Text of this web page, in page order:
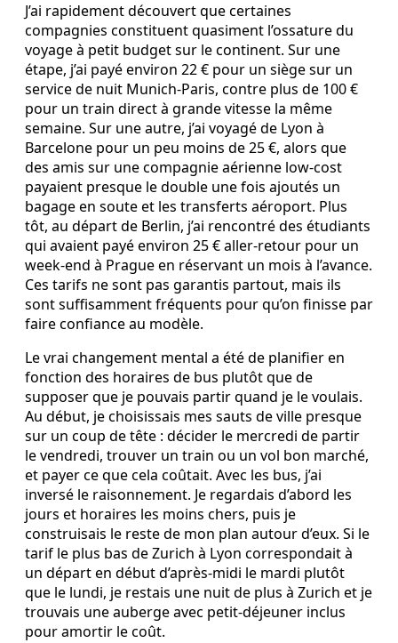
J’ai rapidement découvert que certaines
compagnies constituent quasiment l’ossature du
voyage à petit budget sur le continent. Sur une
étape, j’ai payé environ 22 € pour un siège sur un
service de nuit Munich‑Paris, contre plus de 100 €
pour un train direct à grande vitesse la même
semaine. Sur une autre, j’ai voyagé de Lyon à
Barcelone pour un peu moins de 25 €, alors que
des amis sur une compagnie aérienne low‑cost
payaient presque le double une fois ajoutés un
bagage en soute et les transferts aéroport. Plus
tôt, au départ de Berlin, j’ai rencontré des étudiants
qui avaient payé environ 25 € aller‑retour pour un
week‑end à Prague en réservant un mois à l’avance.
Ces tarifs ne sont pas garantis partout, mais ils
sont suffisamment fréquents pour qu’on finisse par
faire confiance au modèle.
Le vrai changement mental a été de planifier en
fonction des horaires de bus plutôt que de
supposer que je pouvais partir quand je le voulais.
Au début, je choisissais mes sauts de ville presque
sur un coup de tête : décider le mercredi de partir
le vendredi, trouver un train ou un vol bon marché,
et payer ce que cela coûtait. Avec les bus, j’ai
inversé le raisonnement. Je regardais d’abord les
jours et horaires les moins chers, puis je
construisais le reste de mon plan autour d’eux. Si le
tarif le plus bas de Zurich à Lyon correspondait à
un départ en début d’après‑midi le mardi plutôt
que le lundi, je restais une nuit de plus à Zurich et je
trouvais une auberge avec petit‑déjeuner inclus
pour amortir le coût.